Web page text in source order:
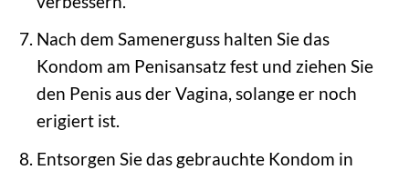
Nach dem Samenerguss halten Sie das
Kondom am Penisansatz fest und ziehen Sie
den Penis aus der Vagina, solange er noch
erigiert ist.
Entsorgen Sie das gebrauchte Kondom in